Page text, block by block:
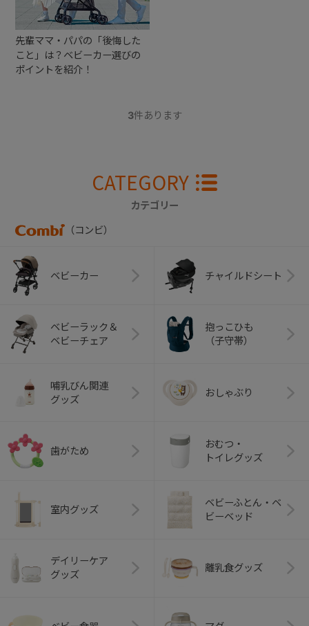
先輩ママ・パパの「後悔した
こと」は？ベビーカー選びの
ポイントを紹介！
3件あります
CATEGORY
カテゴリー
（コンビ）
ベビーカー チャイルドシート
ベビーラック＆
ベビーチェア
抱っこひも
（子守帯）
哺乳びん関連
グッズ
おしゃぶり
歯がため
おむつ・
トイレグッズ
室内グッズ
ベビーふとん・ベ
ビーベッド
デイリーケア
グッズ
離乳食グッズ